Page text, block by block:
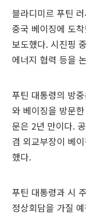
블라디미르 푸틴
중국 베이징에 도
보도했다. 시진핑
에너지 협력 등을
푸틴 대통령의 방
와 베이징을 방문
문은 2년 만이다.
겸 외교부장이 베
했다.
푸틴 대통령과 시
정상회담을 가질